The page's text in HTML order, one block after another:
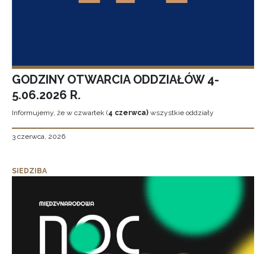
GODZINY OTWARCIA ODDZIAŁÓW 4-
5.06.2026 R.
Informujemy, że w czwartek (4 czerwca) wszystkie oddziały
3 czerwca, 2026
SIEDZIBA